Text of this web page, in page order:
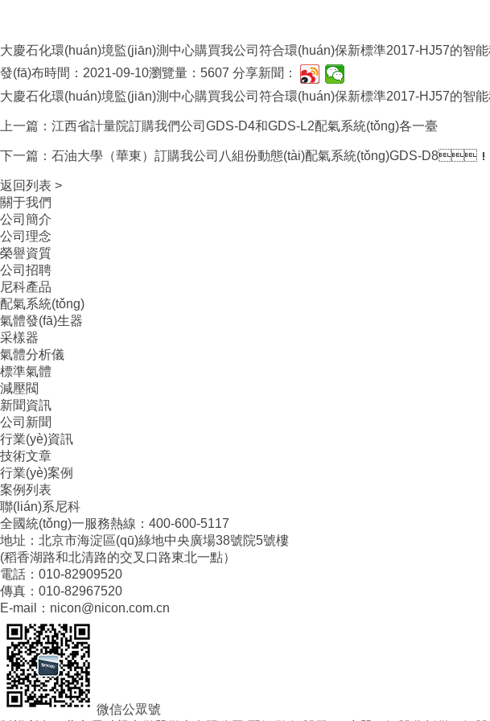
大慶石化環(huán)境監(jiān)測中心購買我公司符合環(huán)保新標準2017-HJ57的智
發(fā)布時間：2021-09-10瀏覽量：5607 分享新聞：
大慶石化環(huán)境監(jiān)測中心購買我公司符合環(huán)保新標準2017-HJ57的智
上一篇：江西省計量院訂購我們公司GDS-D4和GDS-L2配氣系統(tǒng)各一臺
下一篇：石油大學（華東）訂購我公司八組份動態(tài)配氣系統(tǒng)GDS-D8！
返回列表 >
關于我們
公司簡介
公司理念
榮譽資質
公司招聘
尼科產品
配氣系統(tǒng)
氣體發(fā)生器
采樣器
氣體分析儀
標準氣體
減壓閥
新聞資訊
公司新聞
行業(yè)資訊
技術文章
行業(yè)案例
案例列表
聯(lián)系尼科
全國統(tǒng)一服務熱線：400-600-5117
地址：北京市海淀區(qū)綠地中央廣場38號院5號樓
(稻香湖路和北清路的交叉口路東北一點）
電話：010-82909520
傳真：010-82967520
E-mail：nicon@nicon.com.cn
微信公眾號